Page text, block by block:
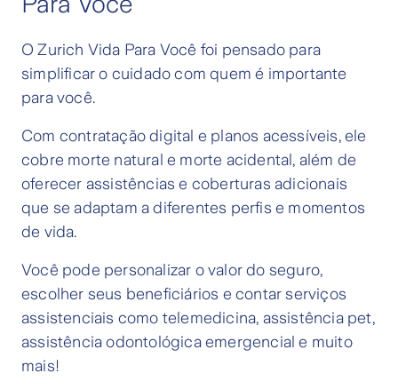
O Zurich Vida Para Você foi pensado para
simplificar o cuidado com quem é importante
para você.
Com contratação digital e planos acessíveis, ele
cobre morte natural e morte acidental, além de
oferecer assistências e coberturas adicionais
que se adaptam a diferentes perfis e momentos
de vida.
Você pode personalizar o valor do seguro,
escolher seus beneficiários e contar serviços
assistenciais como telemedicina, assistência pet,
assistência odontológica emergencial e muito
mais!